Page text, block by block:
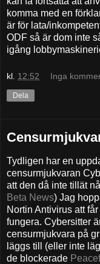
komma med en
är för lata/
ODF så är dom inte
igång
kl. 12:52 Inga
Dela
Tydligen har en
censurmjukvaran
att den då inte tillät
Beta News) Jag
Nortin Antivirus att
fungera. Cybersitter
censurmjukvara på
läggs till (eller inte
de blockerade